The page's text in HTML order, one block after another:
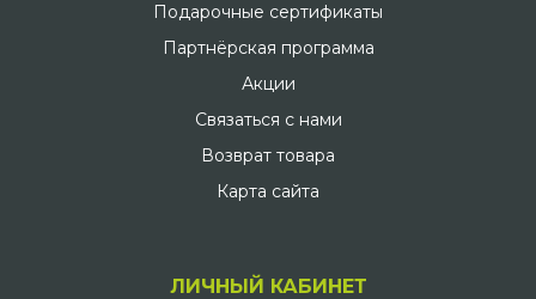
Подарочные сертификаты
Партнёрская программа
Акции
Связаться с нами
Возврат товара
Карта сайта
ЛИЧНЫЙ КАБИНЕТ